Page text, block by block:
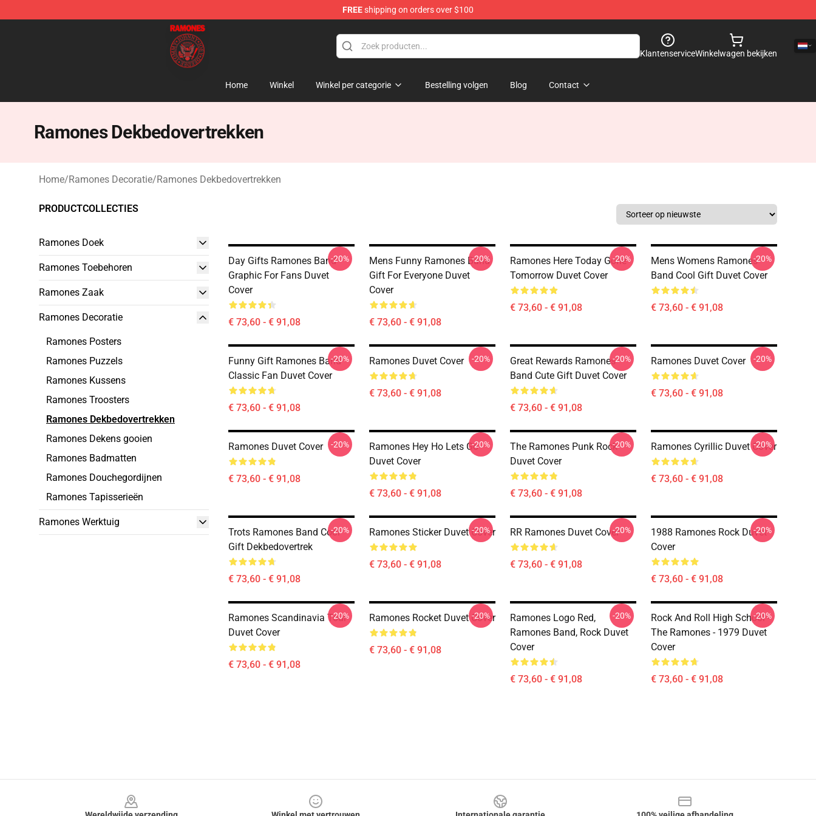
FREEshipping on orders over $100
Ramones Store - Official Ramones Merchandise Shop
KlantenserviceWinkelwagen bekijken
Home Winkel Winkel per categorie Bestelling volgen Blog Contact
Ramones Dekbedovertrekken
Home/Ramones Decoratie/Ramones Dekbedovertrekken
PRODUCTCOLLECTIES
Ramones Doek
Ramones Toebehoren
Ramones Zaak
Ramones Decoratie
Ramones Posters
Ramones Puzzels
Ramones Kussens
Ramones Troosters
Ramones Dekbedovertrekken
Ramones Dekens gooien
Ramones Badmatten
Ramones Douchegordijnen
Ramones Tapisserieën
Ramones Werktuig
Day Gifts Ramones Band
Graphic For Fans Duvet
Cover
€ 73,60 - € 91,08
-20%
Mens Funny Ramones Band
Gift For Everyone Duvet
Cover
€ 73,60 - € 91,08
-20%
Ramones Here Today Gone
Tomorrow Duvet Cover
€ 73,60 - € 91,08
-20%
Mens Womens Ramones
Band Cool Gift Duvet Cover
€ 73,60 - € 91,08
-20%
Funny Gift Ramones Band
Classic Fan Duvet Cover
€ 73,60 - € 91,08
-20% Ramones Duvet Cover
€ 73,60 - € 91,08
-20%
Great Rewards Ramones
Band Cute Gift Duvet Cover
€ 73,60 - € 91,08
-20% Ramones Duvet Cover
€ 73,60 - € 91,08
-20%
Ramones Duvet Cover
€ 73,60 - € 91,08
-20%
Ramones Hey Ho Lets Go
Duvet Cover
€ 73,60 - € 91,08
-20%
The Ramones Punk Rock
Duvet Cover
€ 73,60 - € 91,08
-20% Ramones Cyrillic Duvet Cover
€ 73,60 - € 91,08
-20%
Trots Ramones Band Cool
Gift Dekbedovertrek
€ 73,60 - € 91,08
-20% Ramones Sticker Duvet Cover
€ 73,60 - € 91,08
-20% RR Ramones Duvet Cover
€ 73,60 - € 91,08
-20%
1988 Ramones Rock Duvet
Cover
€ 73,60 - € 91,08
-20%
Ramones Scandinavia Tour
Duvet Cover
€ 73,60 - € 91,08
-20% Ramones Rocket Duvet Cover
€ 73,60 - € 91,08
-20%
Ramones Logo Red,
Ramones Band, Rock Duvet
Cover
€ 73,60 - € 91,08
-20%
Rock And Roll High School -
The Ramones - 1979 Duvet
Cover
€ 73,60 - € 91,08
-20%